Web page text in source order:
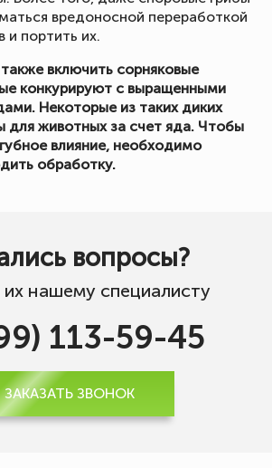
вредоносной переработкой
и портить их.
включить сорняковые
конкурируют с выращенными
Некоторые из таких диких
для животных за счет яда. Чтобы
влияние, необходимо
обработку.
вопросы?
их нашему специалисту
113-59-45
ЗАКАЗАТЬ ЗВОНОК